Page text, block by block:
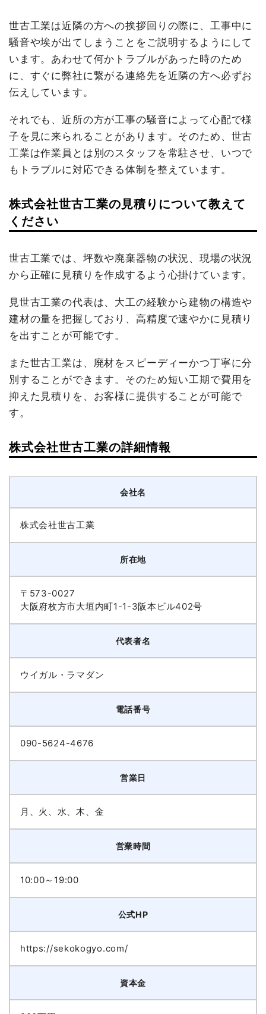
世古工業は近隣の方への挨拶回りの際に、工事中に
騒音や埃が出てしまうことをご説明するようにして
います。あわせて何かトラブルがあった時のため
に、すぐに弊社に繋がる連絡先を近隣の方へ必ずお
伝えしています。
それでも、近所の方が工事の騒音によって心配で様
子を見に来られることがあります。そのため、世古
工業は作業員とは別のスタッフを常駐させ、いつで
もトラブルに対応できる体制を整えています。
株式会社世古工業の見積りについて教えて
ください
世古工業では、坪数や廃棄器物の状況、現場の状況
から正確に見積りを作成するよう心掛けています。
見世古工業の代表は、大工の経験から建物の構造や
建材の量を把握しており、高精度で速やかに見積り
を出すことが可能です。
また世古工業は、廃材をスピーディーかつ丁寧に分
別することができます。そのため短い工期で費用を
抑えた見積りを、お客様に提供することが可能で
す。
株式会社世古工業の詳細情報
会社名
株式会社世古工業
所在地
〒573-0027
大阪府枚方市大垣内町1-1-3阪本ビル402号
代表者名
ウイガル・ラマダン
電話番号
090-5624-4676
営業日
月、火、水、木、金
営業時間
10:00～19:00
公式HP
https://sekokogyo.com/
資本金